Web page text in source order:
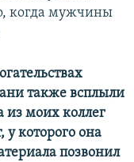
когда мужчины
также всплыли
из моих коллег
у которого она
позвонил